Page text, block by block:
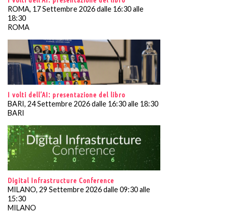
ROMA, 17 Settembre 2026 dalle 16:30 alle
18:30
ROMA
I volti dell’AI: presentazione del libro
BARI, 24 Settembre 2026 dalle 16:30 alle 18:30
BARI
Digital Infrastructure Conference
MILANO, 29 Settembre 2026 dalle 09:30 alle
15:30
MILANO